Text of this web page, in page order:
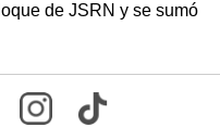
de JSRN y se sumó